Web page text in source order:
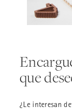
que
¿Le interesan